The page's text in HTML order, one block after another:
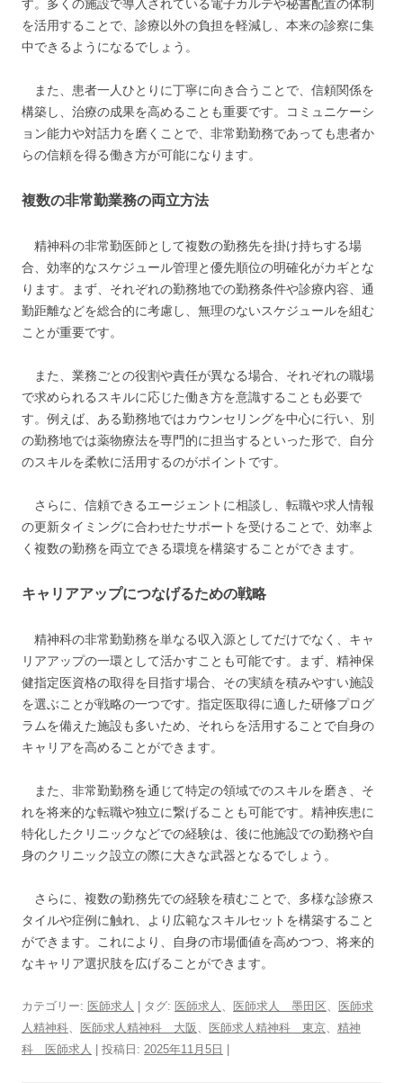
す。多くの施設で導入されている電子カルテや秘書配置の体制
を活用することで、診療以外の負担を軽減し、本来の診察に集
中できるようになるでしょう。
また、患者一人ひとりに丁寧に向き合うことで、信頼関係を
構築し、治療の成果を高めることも重要です。コミュニケーシ
ョン能力や対話力を磨くことで、非常勤勤務であっても患者か
らの信頼を得る働き方が可能になります。
複数の非常勤業務の両立方法
精神科の非常勤医師として複数の勤務先を掛け持ちする場
合、効率的なスケジュール管理と優先順位の明確化がカギとな
ります。まず、それぞれの勤務地での勤務条件や診療内容、通
勤距離などを総合的に考慮し、無理のないスケジュールを組む
ことが重要です。
また、業務ごとの役割や責任が異なる場合、それぞれの職場
で求められるスキルに応じた働き方を意識することも必要で
す。例えば、ある勤務地ではカウンセリングを中心に行い、別
の勤務地では薬物療法を専門的に担当するといった形で、自分
のスキルを柔軟に活用するのがポイントです。
さらに、信頼できるエージェントに相談し、転職や求人情報
の更新タイミングに合わせたサポートを受けることで、効率よ
く複数の勤務を両立できる環境を構築することができます。
キャリアアップにつなげるための戦略
精神科の非常勤勤務を単なる収入源としてだけでなく、キャ
リアアップの一環として活かすことも可能です。まず、精神保
健指定医資格の取得を目指す場合、その実績を積みやすい施設
を選ぶことが戦略の一つです。指定医取得に適した研修プログ
ラムを備えた施設も多いため、それらを活用することで自身の
キャリアを高めることができます。
また、非常勤勤務を通じて特定の領域でのスキルを磨き、そ
れを将来的な転職や独立に繋げることも可能です。精神疾患に
特化したクリニックなどでの経験は、後に他施設での勤務や自
身のクリニック設立の際に大きな武器となるでしょう。
さらに、複数の勤務先での経験を積むことで、多様な診療ス
タイルや症例に触れ、より広範なスキルセットを構築すること
ができます。これにより、自身の市場価値を高めつつ、将来的
なキャリア選択肢を広げることができます。
カテゴリー: 医師求人 | タグ: 医師求人 、 医師求人 墨田区、
医師求
人精神科、 医師求人精神科 大阪 、 医師求人精神科 東京、 精神
科 医師求人
| 投稿日: 2025年11月5日